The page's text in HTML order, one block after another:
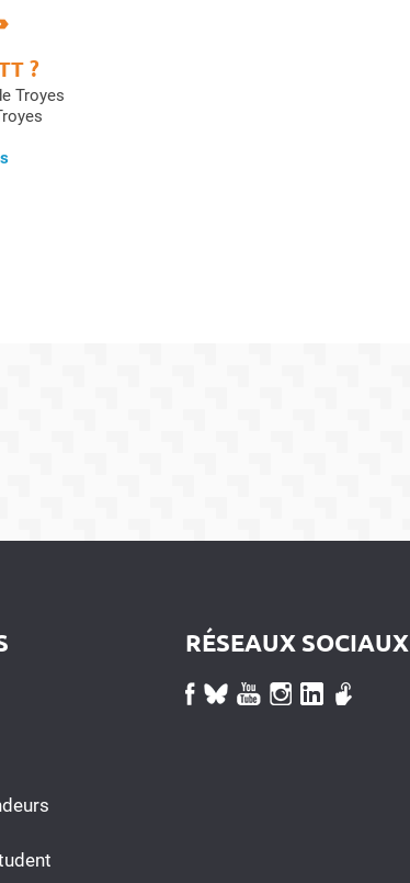
?
Troyes
RÉSEAUX SOCIAUX